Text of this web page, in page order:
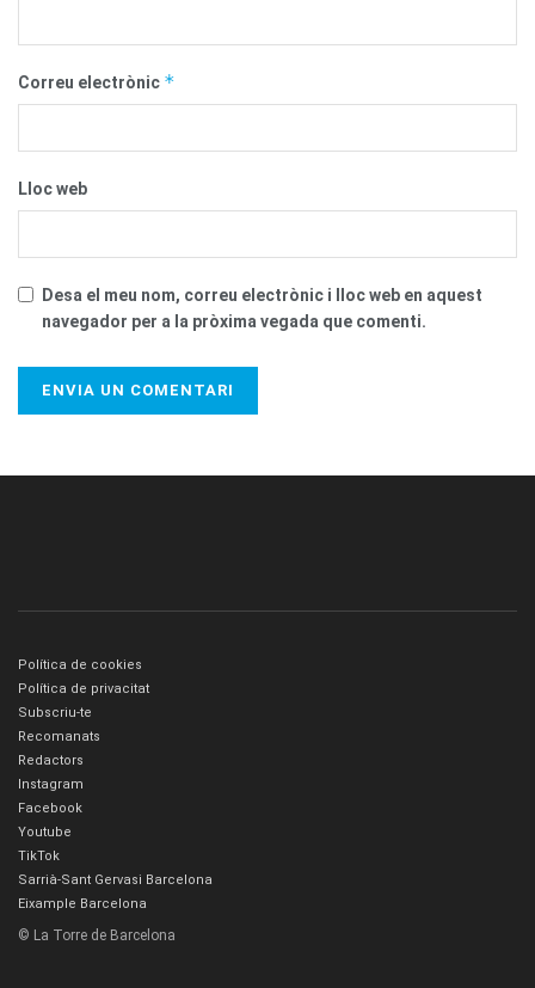
Correu electrònic *
Lloc web
Desa el meu nom, correu electrònic i lloc web en aquest
navegador per a la pròxima vegada que comenti.
Política de cookies
Política de privacitat
Subscriu-te
Recomanats
Redactors
Instagram
Facebook
Youtube
TikTok
Sarrià-Sant Gervasi Barcelona
Eixample Barcelona
© La Torre de Barcelona